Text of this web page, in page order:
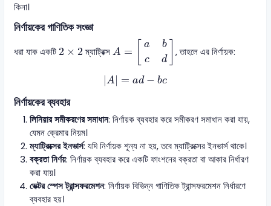
কিনা।
নির্ণায়কের গাণিতিক সংজ্ঞা
ধরা যাক একটি 2 × 2
2 ×2 ম্যাট্রিক্সA =
a
b
c
d
ab ]
, তাহলে এর নির্ণায়ক:
|A = ad − bc
|A = ad− c
নির্ণায়কের ব্যবহার
লিনিয়ার সমীকরণের সমাধান: নির্ণায়ক ব্যবহার করে সমীকরণ সমাধান করা যায়,
যেমন ক্রেমার নিয়ম।
ম্যাট্রিক্সের ইনভার্স: যদি নির্ণায়ক শূন্য না হয়, তবে ম্যাট্রিক্সের ইনভার্স থাকে।
বক্রতা নির্ণয়: নির্ণায়ক ব্যবহার করে একটি ফাংশনের বক্রতা বা আকার নির্ধারণ
করা যায়।
ভেক্টর স্পেস ট্রান্সফরমেশন: নির্ণায়ক বিভিন্ন গাণিতিক ট্রান্সফরমেশন নির্ধারণে
ব্যবহার হয়।